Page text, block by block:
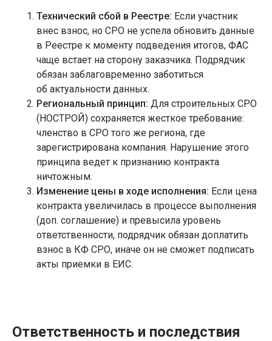
Технический сбой в Реестре: Если участник
внес взнос, но СРО не успела обновить данные
в Реестре к моменту подведения итогов, ФАС
чаще встает на сторону заказчика. Подрядчик
обязан заблаговременно заботиться
об актуальности данных.
Региональный принцип: Для строительных СРО
(НОСТРОЙ) сохраняется жесткое требование:
членство в СРО того же региона, где
зарегистрирована компания. Нарушение этого
принципа ведет к признанию контракта
ничтожным.
Изменение цены в ходе исполнения: Если цена
контракта увеличилась в процессе выполнения
(доп. соглашение) и превысила уровень
ответственности, подрядчик обязан доплатить
взнос в КФ СРО, иначе он не сможет подписать
акты приемки в ЕИС.
Ответственность и последствия